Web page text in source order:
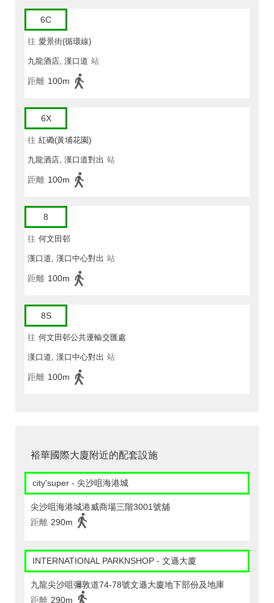
6C
往 愛景街(循環線)
九龍酒店, 漢口道 站
距離 100m
6X
往 紅磡(黃埔花園)
九龍酒店, 漢口道對出 站
距離 100m
8
往 何文田邨
漢口道, 漢口中心對出 站
距離 100m
8S
往 何文田邨公共運輸交匯處
漢口道, 漢口中心對出 站
距離 100m
裕華國際大廈附近的配套設施
city'super - 尖沙咀海港城
尖沙咀海港城港威商場三階3001號舖
距離 290m
INTERNATIONAL PARKNSHOP - 文遜大廈
九龍尖沙咀彌敦道74-78號文遜大廈地下部份及地庫
距離 290m